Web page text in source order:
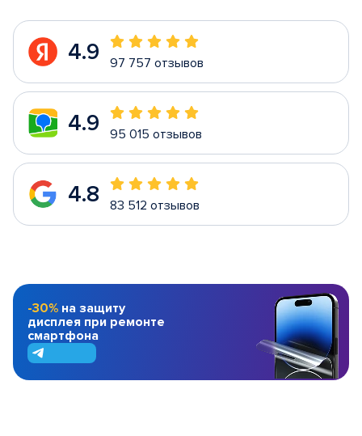
4.9 97 757 отзывов
4.9 95 015 отзывов
4.8 83 512 отзывов
-30% на защиту
дисплея при ремонте
смартфона